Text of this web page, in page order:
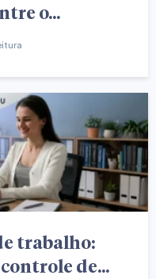
o...
trabalho:
de...